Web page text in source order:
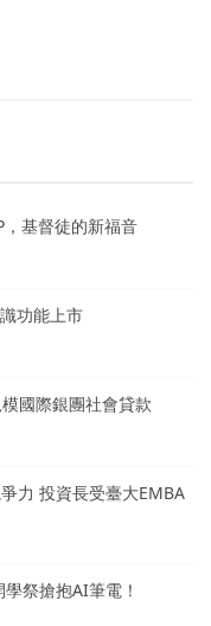
，基督徒的新福音
功能上市
國際銀團社會貸款
力 投資長受臺大EMBA
祭搶抱AI筆電！